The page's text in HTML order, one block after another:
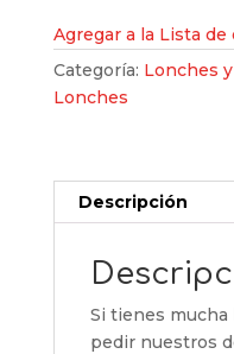
Agregar a la Lista de
Categoría: Lonches
Lonches
Descripción
Si tienes mucha
pedir nuestros